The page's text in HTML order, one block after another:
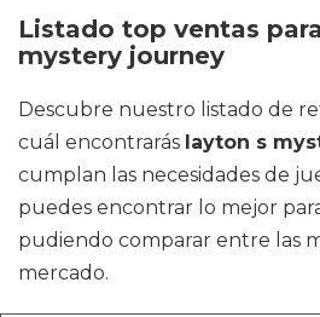
Listado top ventas
mystery journey
Descubre nuestro listado de
cuál encontrarás layton s
cumplan las necesidades de
puedes encontrar lo mejor
pudiendo comparar entre las
mercado.